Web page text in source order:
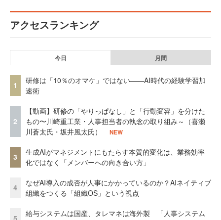
アクセスランキング
今日 月間
1
研修は「10％のオマケ」ではない——AI時代の経験学習加
速術
2
【動画】研修の「やりっぱなし」と「行動変容」を分けた
もの〜川崎重工業・人事担当者の執念の取り組み～（喜瀬
川蒼太氏・坂井風太氏）
NEW
3
生成AIがマネジメントにもたらす本質的変化は、業務効率
化ではなく「メンバーへの向き合い方」
4
なぜAI導入の成否が人事にかかっているのか？AIネイティブ
組織をつくる「組織OS」という視点
給与システムは国産、タレマネは海外製 「人事システム